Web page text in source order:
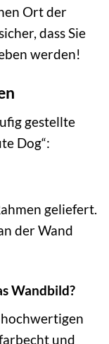
Ort der
dass Sie
werden!
gestellte
Dog“:
geliefert.
der Wand
Wandbild?
und